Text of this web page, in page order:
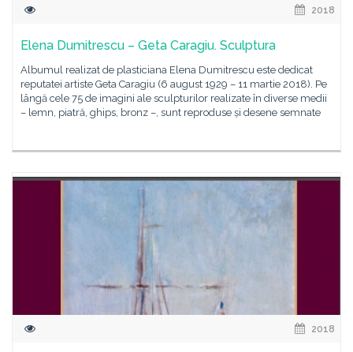
2018
Elena Dumitrescu – Geta Caragiu. Sculptura
Albumul realizat de plasticiana Elena Dumitrescu este dedicat
reputatei artiste Geta Caragiu (6 august 1929 – 11 martie 2018). Pe
lângă cele 75 de imagini ale sculpturilor realizate în diverse medii
– lemn, piatră, ghips, bronz –, sunt reproduse și desene semnate
2018